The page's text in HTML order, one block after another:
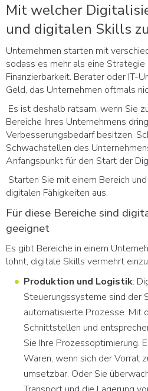
Mit welcher
und digitalen Skills
Unternehmen starten mit
sodass es mehr als eine
Finanzierbarkeit. Berater oder IT-
Geld, das Unternehmen oftmals
Es ist deshalb ratsam, wenn Sie
Bereiche Ihres Unternehmens
Verbesserungsbedarf besitzen.
Schwachstellen des
Anfangspunkt für den Start der
Starten Sie mit einem Bereich
digitalen Fähigkeiten aus.
Für diese Bereiche sind
geeignet
Es gibt Bereiche in einem
lohnt, digitale Skills vermehrt
Produktion und Logistik:
Steuerungssysteme sind der
automatisierte Prozesse. Mit
Schnittstellen und
Sie Ihre Prozessoptimierung.
Waren, wenn sich der Vorrat
umsetzbar. Oder Sie